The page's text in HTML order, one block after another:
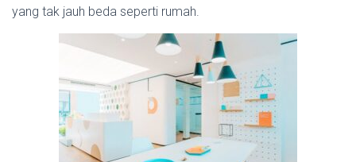
yang tak jauh beda seperti rumah.